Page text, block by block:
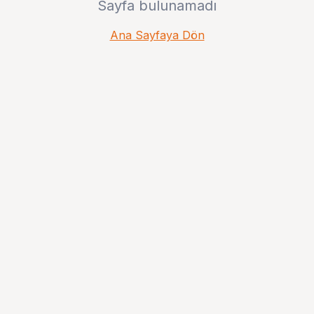
Sayfa bulunamadı
Ana Sayfaya Dön